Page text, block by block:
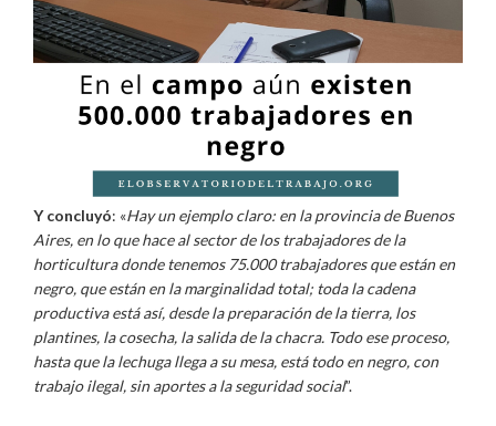
Y concluyó: «Hay un ejemplo claro: en la provincia de Buenos
Aires, en lo que hace al sector de los trabajadores de la
horticultura donde tenemos 75.000 trabajadores que están en
negro, que están en la marginalidad total; toda la cadena
productiva está así, desde la preparación de la tierra, los
plantines, la cosecha, la salida de la chacra. Todo ese proceso,
hasta que la lechuga llega a su mesa, está todo en negro, con
trabajo ilegal, sin aportes a la seguridad social”.